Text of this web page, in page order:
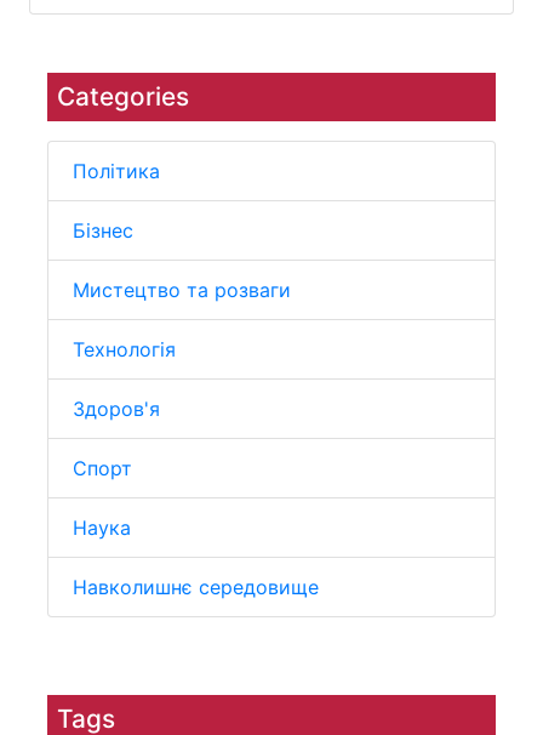
Categories
Політика
Бізнес
Мистецтво та розваги
Технологія
Здоров'я
Спорт
Наука
Навколишнє середовище
Tags